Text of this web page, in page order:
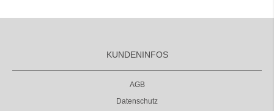
KUNDENINFOS
AGB
Datenschutz